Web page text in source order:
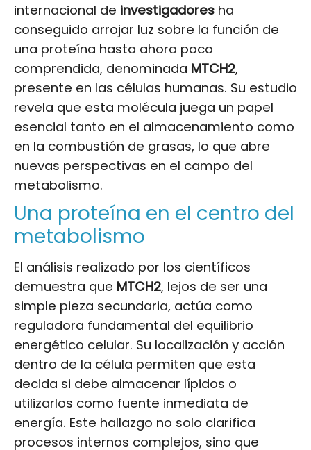
internacional de investigadores ha
conseguido arrojar luz sobre la función de
una proteína hasta ahora poco
comprendida, denominada MTCH2,
presente en las células humanas. Su estudio
revela que esta molécula juega un papel
esencial tanto en el almacenamiento como
en la combustión de grasas, lo que abre
nuevas perspectivas en el campo del
metabolismo.
Una proteína en el centro del
metabolismo
El análisis realizado por los científicos
demuestra que MTCH2, lejos de ser una
simple pieza secundaria, actúa como
reguladora fundamental del equilibrio
energético celular. Su localización y acción
dentro de la célula permiten que esta
decida si debe almacenar lípidos o
utilizarlos como fuente inmediata de
energía. Este hallazgo no solo clarifica
procesos internos complejos, sino que